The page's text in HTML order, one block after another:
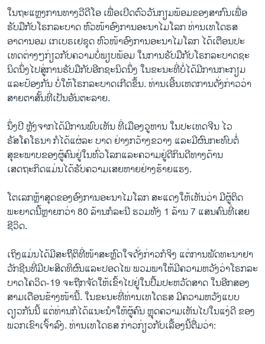
ໃນຖະແຫຼງການທາງວີດີໂອ ເພື່ອເປີດຕົວວັນກຽມພ້ອມຂອງສາກົນເພື່ອ
ຮັບມືກັບໂຣກລະບາດ ຫົວໜ້າອົງການອະນາໄມໂລກ ທ່ານເທໂດຣສ
ອາດານອມ ເກເບຣເຢຊຸດ ຫົວໜ້າອົງການອະນາໄມໂລກ ໄດ້ເຕືອນປະ
ເທດຕ່າງໆກ່ຽວກັບຄວາມບໍ່ພຽບພ້ອມ ໃນການຮັບມືກັບໂຣກລະບາດຊະ
ນິດນຶ່ງໄປສູ່ການຮັບມືກັບອີກຊະນິດນຶ່ງ ໃນຂະນະທີ່ບໍ່ໄດ້ມີການກະກຽມ
ແລະປ້ອງກັນ ບໍ່ໃຫ້ໂຣກລະບາດເກີດຂຶ້ນ. ທ່ານເອີ້ນເຫດການດັ່ງກ່າວວ່າ
ສາຍຕາສັ້ນທີ່ເປັນອັນຕະລາຍ.
ນຶ່ງປີ ຫຼັງຈາກໄດ້ມີການພົບເຫັນ ທີ່ເມືອງວູຫານ ໃນປະເທດຈີນ ໄວ
ຣັສໂຄໂຣນາ ກໍໄດ້ແຜ່ລະ ບາດ ຢ່າງກວ້າງຂວາງ ແລະມີຜົນກະທົບຕໍ່
ສຸຂະພາບຂອງຜູ້ຄົນຢູ່ໃນທົ່ວໂລກແລະຄວາມຢູ່ດີກິນດີທາງດ້ານ
ເສດຖະກິດແມ່ນໄດ້ຮັບຄວາມເສຍຫາຍຢ່າງຮ້າຍແຮງ.
ໂຕເລກຫຼ້າສຸດຂອງອົງການອະນາໄມໂລກ ສະແດງໃຫ້ເຫັນວ່າ ມີຜູ້ຕິດ
ພະຍາດນີ້ຫຼາຍກວ່າ 80 ລ້ານກໍລະນີ ຮວມທັງ 1 ລ້ານ 7 ແສນຄົນທີ່ເສຍ
ຊີວິດ.
ເຖິງແມ່ນໄດ້ມີສະຖິິຕິທີ່ໜ້າສະຫຼົດໃຈດັ່ງກ່າວກໍຈິງ ແຕ່ການພັດທະນາຢາ
ວັກຊີນທີ່ມີປະສິດທິຜົນແລະປອດໄພ ພວມພາໃຫ້ມີຄວາມຫວັງວ່າໂຣກລະ
ບາດໂຄວິດ-19 ຈະຖືກຈັດໃຫ້ເຂົ້າໄປຢູ່ໃນປື້ມປະຫວັດສາດ ໃນອີກສອງ
ສາມເດືອນຂ້າງໜ້ານີ້. ໃນຂະນະທີ່ທ່ານເທໂດຣສ ມີຄວາມຫວັງແບບ
ດຽວກັນນີ້ ແຕ່ທ່ານກໍໄດ້ແນະນຳໃຫ້ຜູ້ຄົນ ຫຼຸດຄວາມເຫັນໄປໃນແງ່ດີ ຂອງ
ພວກເຂົາເຈົ້າລົງ. ທ່ານເທໂດຣສ ກ່າວກ່ຽວກັບເລື້ອງນີ້ຕື່ມວ່າ: